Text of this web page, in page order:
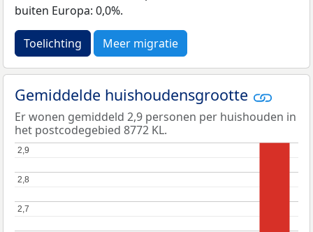
buiten Europa: 0,0%.
Toelichting Meer migratie
Gemiddelde huishoudensgrootte
Er wonen gemiddeld 2,9 personen per huishouden in
het postcodegebied 8772 KL.
2,7
2,7
2,8
2,8
2,9
2,9